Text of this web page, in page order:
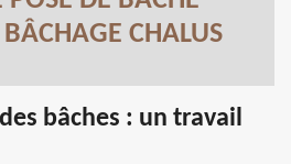
CHALUS
bâches : un travail